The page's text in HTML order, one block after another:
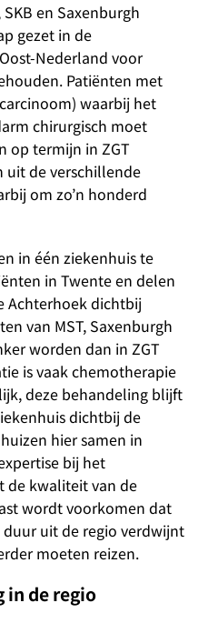
SKB en Saxenburgh
gezet in de
Nederland voor
Patiënten met
waarbij het
chirurgisch moet
op termijn in ZGT
uit de verschillende
om zo’n honderd
in één ziekenhuis te
in Twente en delen
Achterhoek dichtbij
van MST, Saxenburgh
worden dan in ZGT
is vaak chemotherapie
deze behandeling blijft
dichtbij de
hier samen in
bij het
de kwaliteit van de
wordt voorkomen dat
uit de regio verdwijnt
moeten reizen.
in de regio